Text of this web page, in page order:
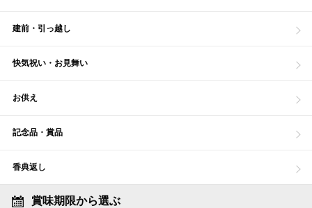
建前・引っ越し
快気祝い・お見舞い
お供え
記念品・賞品
香典返し
賞味期限から選ぶ